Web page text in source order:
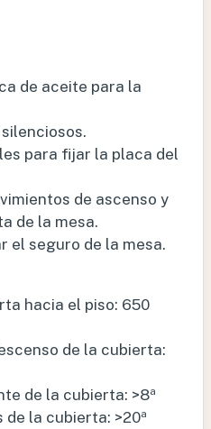
de aceite para la
para fijar la placa del
de ascenso y
de la mesa.
el seguro de la mesa.
hacia el piso: 650
de la cubierta:
de la cubierta: >8ª
la cubierta: >20ª